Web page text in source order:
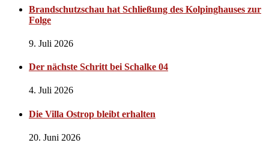
Brandschutzschau hat Schließung des Kolpinghauses zur
Folge
9. Juli 2026
Der nächste Schritt bei Schalke 04
4. Juli 2026
Die Villa Ostrop bleibt erhalten
20. Juni 2026